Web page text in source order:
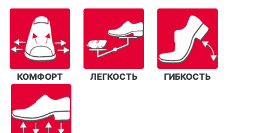
КОМФОРТ ЛЕГКОСТЬ ГИБКОСТЬ